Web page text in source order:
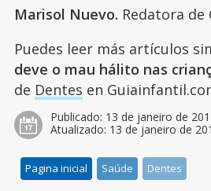
Marisol Nuevo. Redatora
Puedes leer más artículos
deve o mau hálito nas
de Dentes en
Publicado: 13 de janeiro de
Atualizado: 13 de janeiro de
Pagina inicial Saúde Dentes